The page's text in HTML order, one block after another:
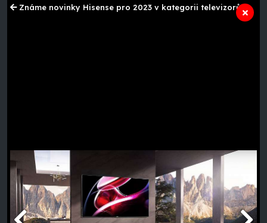
Známe novinky Hisense pro 2023 v kategorii televizorů